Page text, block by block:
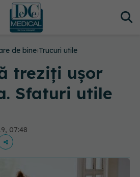
de bine›Trucuri utile
treziți ușor
Sfaturi utile
07:48